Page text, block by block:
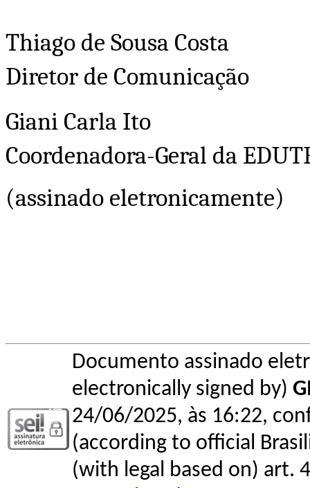
Thiago de Sousa Costa
Diretor de Comunicação
Giani Carla Ito
Coordenadora-Geral da
(assinado eletronicamente)
Documento assinado
electronically signed by)
24/06/2025, às 16:22,
(according to official
(with legal based on) art.